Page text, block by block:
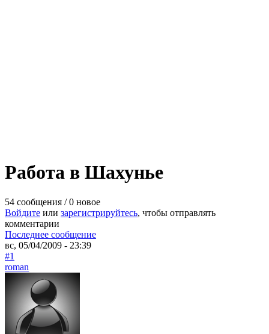
Работа в Шахунье
54 сообщения / 0 новое
Войдите или зарегистрируйтесь, чтобы отправлять
комментарии
Последнее сообщение
вс, 05/04/2009 - 23:39
#1
roman